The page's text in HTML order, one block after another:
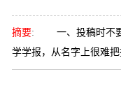
摘要:
一、投稿时不要
学学报，从名字上很难